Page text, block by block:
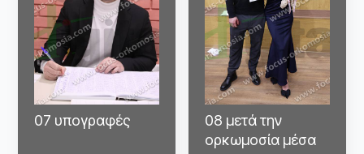
07 υπογραφές
08 μετά την
ορκωμοσία μέσα